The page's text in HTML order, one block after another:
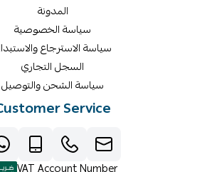
المدونة
سياسة الخصوصية
سياسة الاسترجاع
السجل التجاري
سياسة الشحن والتوصيل
Service